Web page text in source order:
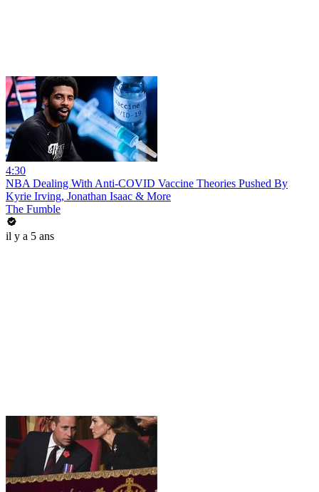
4:30
NBA Dealing With Anti-COVID Vaccine Theories Pushed By
Kyrie Irving, Jonathan Isaac & More
The Fumble
il y a 5 ans